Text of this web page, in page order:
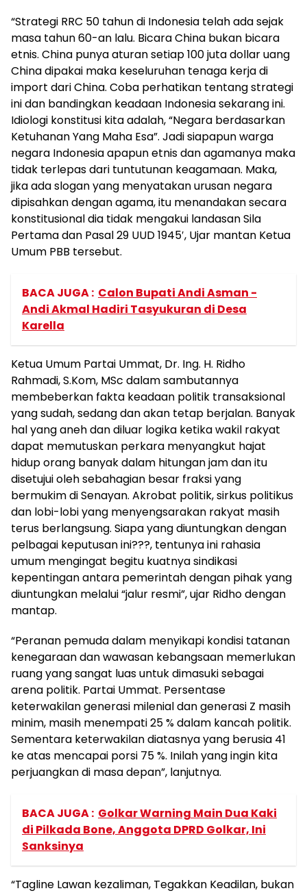
“Strategi RRC 50 tahun di Indonesia telah ada sejak
masa tahun 60-an lalu. Bicara China bukan bicara
etnis. China punya aturan setiap 100 juta dollar uang
China dipakai maka keseluruhan tenaga kerja di
import dari China. Coba perhatikan tentang strategi
ini dan bandingkan keadaan Indonesia sekarang ini.
Idiologi konstitusi kita adalah, “Negara berdasarkan
Ketuhanan Yang Maha Esa”. Jadi siapapun warga
negara Indonesia apapun etnis dan agamanya maka
tidak terlepas dari tuntutunan keagamaan. Maka,
jika ada slogan yang menyatakan urusan negara
dipisahkan dengan agama, itu menandakan secara
konstitusional dia tidak mengakui landasan Sila
Pertama dan Pasal 29 UUD 1945′, Ujar mantan Ketua
Umum PBB tersebut.
BACA JUGA : Calon Bupati Andi Asman -
Andi Akmal Hadiri Tasyukuran di Desa
Karella
Ketua Umum Partai Ummat, Dr. Ing. H. Ridho
Rahmadi, S.Kom, MSc dalam sambutannya
membeberkan fakta keadaan politik transaksional
yang sudah, sedang dan akan tetap berjalan. Banyak
hal yang aneh dan diluar logika ketika wakil rakyat
dapat memutuskan perkara menyangkut hajat
hidup orang banyak dalam hitungan jam dan itu
disetujui oleh sebahagian besar fraksi yang
bermukim di Senayan. Akrobat politik, sirkus politikus
dan lobi-lobi yang menyengsarakan rakyat masih
terus berlangsung. Siapa yang diuntungkan dengan
pelbagai keputusan ini???, tentunya ini rahasia
umum mengingat begitu kuatnya sindikasi
kepentingan antara pemerintah dengan pihak yang
diuntungkan melalui “jalur resmi”, ujar Ridho dengan
mantap.
“Peranan pemuda dalam menyikapi kondisi tatanan
kenegaraan dan wawasan kebangsaan memerlukan
ruang yang sangat luas untuk dimasuki sebagai
arena politik. Partai Ummat. Persentase
keterwakilan generasi milenial dan generasi Z masih
minim, masih menempati 25 % dalam kancah politik.
Sementara keterwakilan diatasnya yang berusia 41
ke atas mencapai porsi 75 %. Inilah yang ingin kita
perjuangkan di masa depan”, lanjutnya.
BACA JUGA : Golkar Warning Main Dua Kaki
di Pilkada Bone, Anggota DPRD Golkar, Ini
Sanksinya
“Tagline Lawan kezaliman, Tegakkan Keadilan, bukan